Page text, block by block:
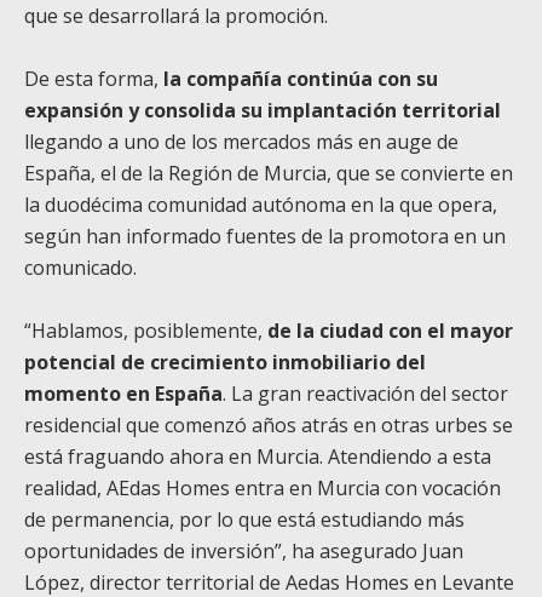
que se desarrollará la promoción.
De esta forma, la compañía continúa con su
expansión y consolida su implantación territorial
llegando a uno de los mercados más en auge de
España, el de la Región de Murcia, que se convierte en
la duodécima comunidad autónoma en la que opera,
según han informado fuentes de la promotora en un
comunicado.
“Hablamos, posiblemente, de la ciudad con el mayor
potencial de crecimiento inmobiliario del
momento en España. La gran reactivación del sector
residencial que comenzó años atrás en otras urbes se
está fraguando ahora en Murcia. Atendiendo a esta
realidad, AEdas Homes entra en Murcia con vocación
de permanencia, por lo que está estudiando más
oportunidades de inversión”, ha asegurado Juan
López, director territorial de Aedas Homes en Levante